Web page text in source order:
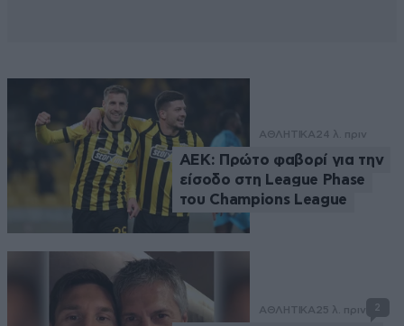
ΑΘΛΗΤΙΚΑ24 λ. πριν
ΑΕΚ: Πρώτο φαβορί για την
είσοδο στη League Phase
του Champions League
ΑΘΛΗΤΙΚΑ25 λ. πριν 2